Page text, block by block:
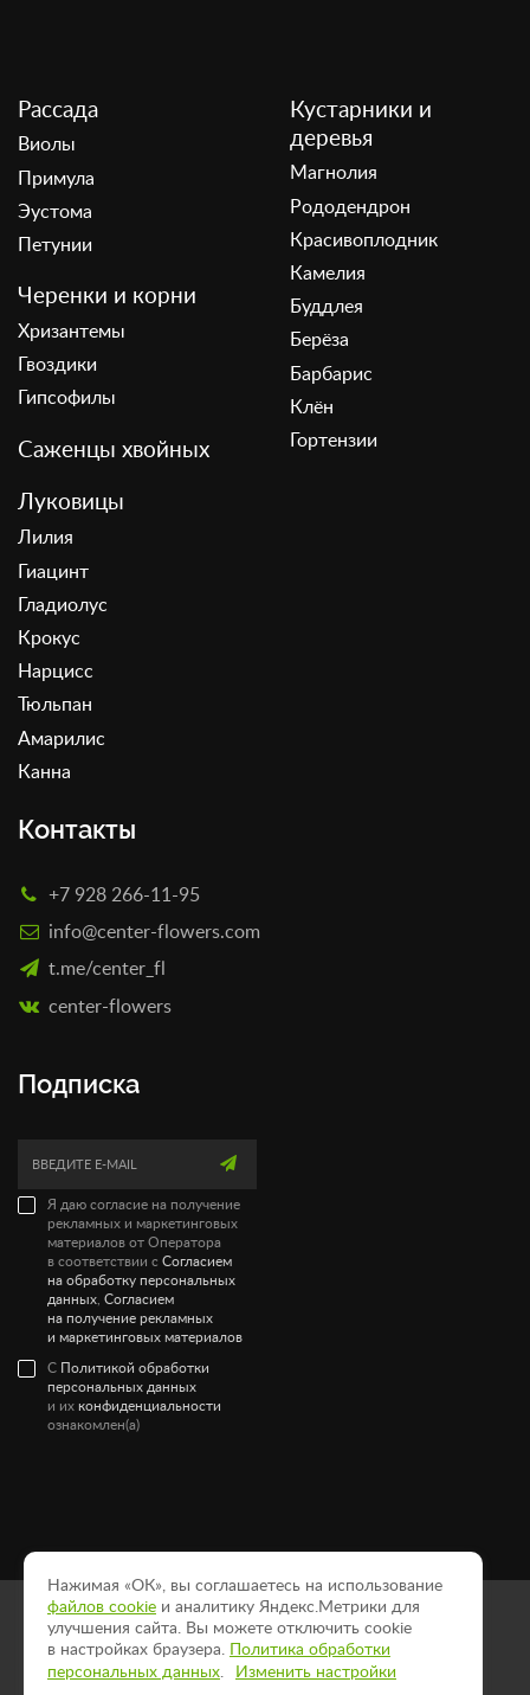
Рассада
Виолы
Примула
Эустома
Петунии
Черенки и корни
Хризантемы
Гвоздики
Гипсофилы
Саженцы хвойных
Кустарники и
деревья
Магнолия
Рододендрон
Красивоплодник
Камелия
Буддлея
Берёза
Барбарис
Клён
Гортензии
Луковицы
Лилия
Гиацинт
Гладиолус
Крокус
Нарцисс
Тюльпан
Амарилис
Канна
Контакты
+7 928 266-11-95
info@center-flowers.com
t.me/center_fl
сenter-flowers
Подписка
Я даю согласие на получение
рекламных и маркетинговых
материалов от Оператора
в соответствии с Согласием
на обработку персональных
данных Согласием
на получение рекламных
и маркетинговых материалов
С Политикой обработки
персональных данных
и их конфиденциальности
ознакомлен(а)
Политика конфиденциальности
Пользовательское соглашение
Согласие на рассылку
Нажимая «ОК», вы соглашаетесь на использование
файлов cookie и аналитику Яндекс.Метрики для
улучшения сайта. Вы можете отключить cookie
в настройках браузера.
Политика обработки
персональных данных. Изменить настройки